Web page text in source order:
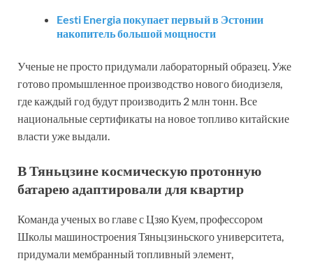
Eesti Energia покупает первый в Эстонии
накопитель большой мощности
Ученые не просто придумали лабораторный образец. Уже
готово промышленное производство нового биодизеля,
где каждый год будут производить 2 млн тонн. Все
национальные сертификаты на новое топливо китайские
власти уже выдали.
В Тяньцзине космическую протонную
батарею адаптировали для квартир
Команда ученых во главе с Цзяо Куем, профессором
Школы машиностроения Тяньцзиньского университета,
придумали мембранный топливный элемент,